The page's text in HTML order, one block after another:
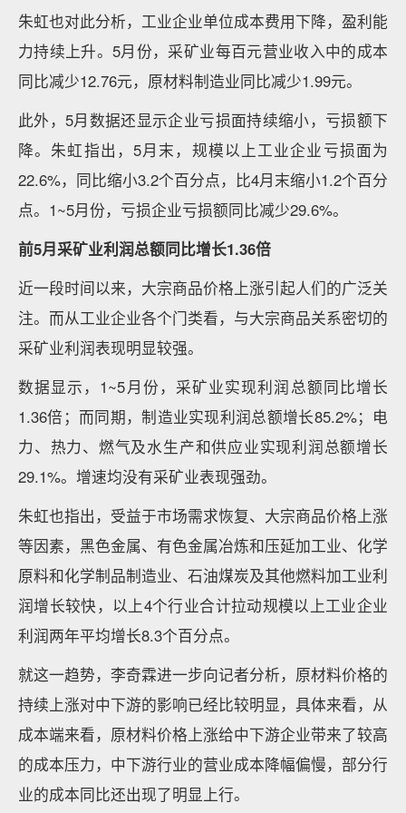
朱虹也对此分析，工业企业单位成本费用下降，盈利能
力持续上升。5月份，采矿业每百元营业收入中的成本
同比减少12.76元，原材料制造业同比减少1.99元。
此外，5月数据还显示企业亏损面持续缩小，亏损额下
降。朱虹指出，5月末，规模以上工业企业亏损面为
22.6%，同比缩小3.2个百分点，比4月末缩小1.2个百分
点。1~5月份，亏损企业亏损额同比减少29.6%。
前5月采矿业利润总额同比增长1.36倍
近一段时间以来，大宗商品价格上涨引起人们的广泛关
注。而从工业企业各个门类看，与大宗商品关系密切的
采矿业利润表现明显较强。
数据显示，1~5月份，采矿业实现利润总额同比增长
1.36倍；而同期，制造业实现利润总额增长85.2%；电
力、热力、燃气及水生产和供应业实现利润总额增长
29.1%。增速均没有采矿业表现强劲。
朱虹也指出，受益于市场需求恢复、大宗商品价格上涨
等因素，黑色金属、有色金属冶炼和压延加工业、化学
原料和化学制品制造业、石油煤炭及其他燃料加工业利
润增长较快，以上4个行业合计拉动规模以上工业企业
利润两年平均增长8.3个百分点。
就这一趋势，李奇霖进一步向记者分析，原材料价格的
持续上涨对中下游的影响已经比较明显，具体来看，从
成本端来看，原材料价格上涨给中下游企业带来了较高
的成本压力，中下游行业的营业成本降幅偏慢，部分行
业的成本同比还出现了明显上行。